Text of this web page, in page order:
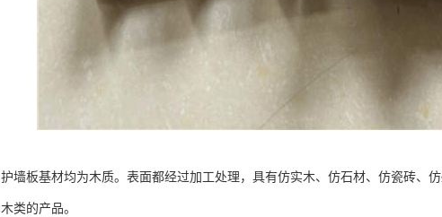
护墙板基材均为木质。表面都经过加工处理，具有仿实木、仿石材、仿瓷砖、
木类的产品。